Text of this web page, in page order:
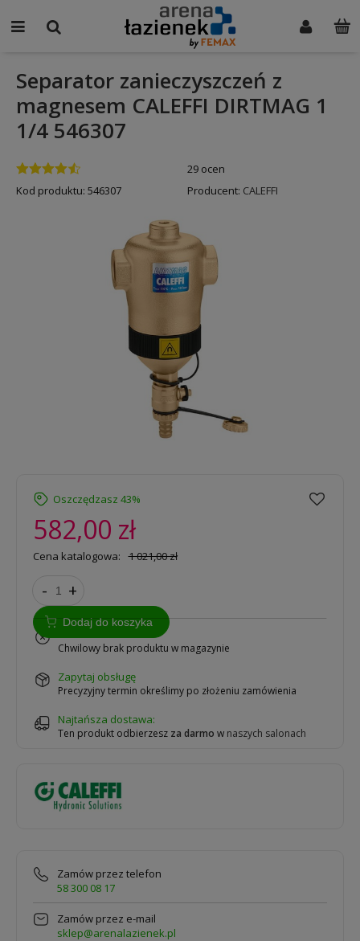
Separator zanieczyszczeń z
magnesem CALEFFI DIRTMAG 1
1/4 546307
29 ocen
Kod produktu: 546307 Producent: CALEFFI
Oszczędzasz 43%
582,00 zł
Cena katalogowa: 1 021,00 zł
- +
Dodaj do koszyka
Chwilowy brak produktu w magazynie
zapytaj obsługę
Precyzyjny termin określimy po złożeniu zamówienia
Najtańsza dostawa:
Ten produkt odbierzesz za darmo w naszych salonach
Zamów przez telefon
58 300 08 17
Zamów przez e-mail
sklep@arenalazienek.pl